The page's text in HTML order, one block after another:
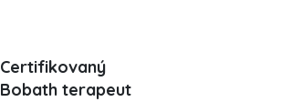
Certifikovaný
Bobath terapeut